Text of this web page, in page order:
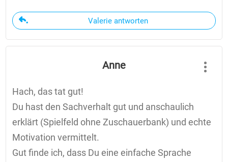
Valerie antworten
Anne
Hach, das tat gut!
Du hast den Sachverhalt gut und anschaulich
erklärt (Spielfeld ohne Zuschauerbank) und echte
Motivation vermittelt.
Gut finde ich, dass Du eine einfache Sprache